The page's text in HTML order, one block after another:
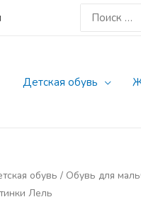
Поиск:
Детская обувь
обувь / Обувь для
Лель